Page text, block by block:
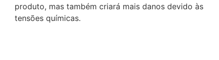
produto, mas também criará mais danos devido às
tensões químicas.